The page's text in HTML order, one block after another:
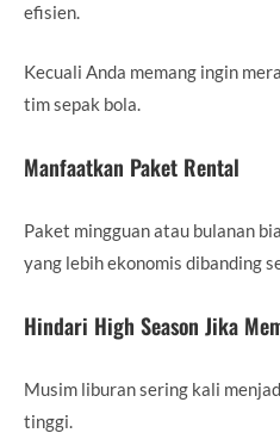
efisien.
Kecuali Anda memang ingin
tim sepak bola.
Manfaatkan Paket Rental
Paket mingguan atau bulanan
yang lebih ekonomis dibanding
Hindari High Season Jika
Musim liburan sering kali
tinggi.